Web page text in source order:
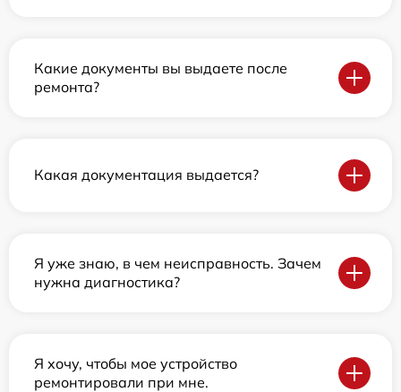
Какие документы вы выдаете после
ремонта?
Какая документация выдается?
Я уже знаю, в чем неисправность. Зачем
нужна диагностика?
Я хочу, чтобы мое устройство
ремонтировали при мне.